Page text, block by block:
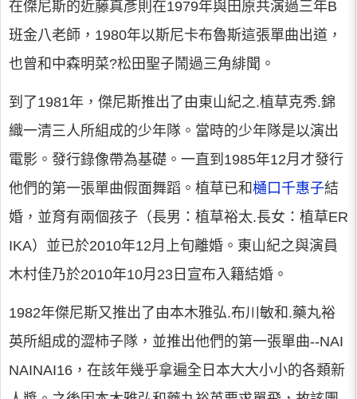
在傑尼斯的近藤真彥則在1979年與田原共演過三年B
班金八老師，1980年以斯尼卡布魯斯這張單曲出道，
也曾和中森明菜?松田聖子鬧過三角緋聞。
到了1981年，傑尼斯推出了由東山紀之.植草克秀.錦
織一清三人所組成的少年隊。當時的少年隊是以演出
電影。發行錄像帶為基礎。一直到1985年12月才發行
他們的第一張單曲假面舞蹈。植草已和樋口千惠子結
婚，並育有兩個孩子（長男：植草裕太.長女：植草ER
IKA）並已於2010年12月上旬離婚。東山紀之與演員
木村佳乃於2010年10月23日宣布入籍結婚。
1982年傑尼斯又推出了由本木雅弘.布川敏和.藥丸裕
英所組成的澀柿子隊，並推出他們的第一張單曲--NAI
NAINAI16，在該年幾乎拿遍全日本大大小小的各類新